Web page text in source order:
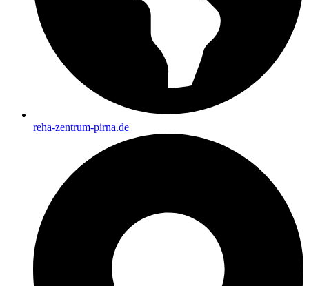
reha-zentrum-pirna.de